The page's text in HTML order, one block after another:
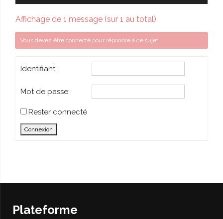
Affichage de 1 message (sur 1 au total)
Vous devez être connecté pour répondre à ce sujet.
Identifiant:
Mot de passe:
Rester connecté
Connexion
Plateforme